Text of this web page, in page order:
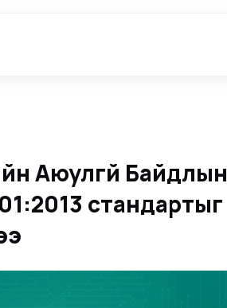
Аюулгүй Байдлын
стандартыг